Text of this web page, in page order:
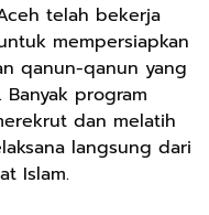
telah bekerja
mempersiapkan
qanun-qanun yang
program
dan melatih
langsung dari
Islam.